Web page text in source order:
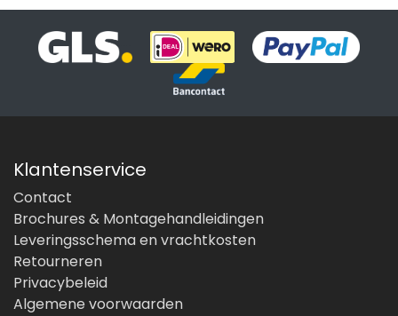
Klantenservice
Contact
Brochures & Montagehandleidingen
Leveringsschema en vrachtkosten
Retourneren
Privacybeleid
Algemene voorwaarden